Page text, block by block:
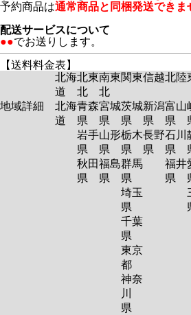
予約商品は通常商品と同梱発送できま
配送サービスについて
●●でお送りします。
【送料料金表】
北海
道
北東
北
南東
北
関東信越北陸
地域詳細
北海
道
青森
県
岩手
県
秋田
県
宮城
県
山形
県
福島
県
茨城
県
栃木
県
群馬
県
埼玉
県
千葉
県
東京
都
神奈
川
県
新潟
県
長野
県
富山
県
石川
県
福井
県